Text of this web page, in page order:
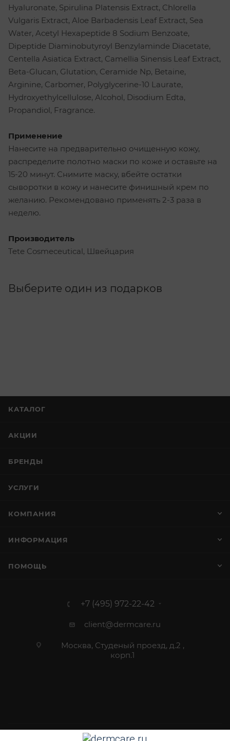
Hyaluronate, Spirulina Platensis Extract, Chlorella
Vulgaris Extract, Aloe Barbadensis Leaf Extract, Sea
Water, Acetyl Hexapeptide 8 Sodium Benzoate,
Dipeptide Diaminobutyroyl Benzylaminde Diacetate,
Centella Asiatica Extract, Camellia Sinensis Leaf Extract,
Beta-Glucan, Glutation, Ceramide Np, Betaine,
Arginine, Carbomer, Polyglycerine-10 Laurate,
Hydroxyethylcellulose, Alcohol, Disodium Edta,
Propandiol, Fragrance.
Применение
Нанесите на предварительно очищенную кожу,
распределите полотно маски по коже и оставьте на
15-20 минут. Снимите маску, вбейте остатки
сыворотки в кожу и нанесите финишный крем по
желанию. Рекомендовано применять 2-3 раза в
неделю.
Производитель
Tetе Cosmeceutical, Швейцария
Выберите один из подарков
КАТАЛОГ
АКЦИИ
БРЕНДЫ
УСЛУГИ
КОМПАНИЯ
ИНФОРМАЦИЯ
ПОМОЩЬ
+7 (495) 972-22-42
client@dermcare.ru
Москва, Студеный проезд, д.2 ,
корп.1